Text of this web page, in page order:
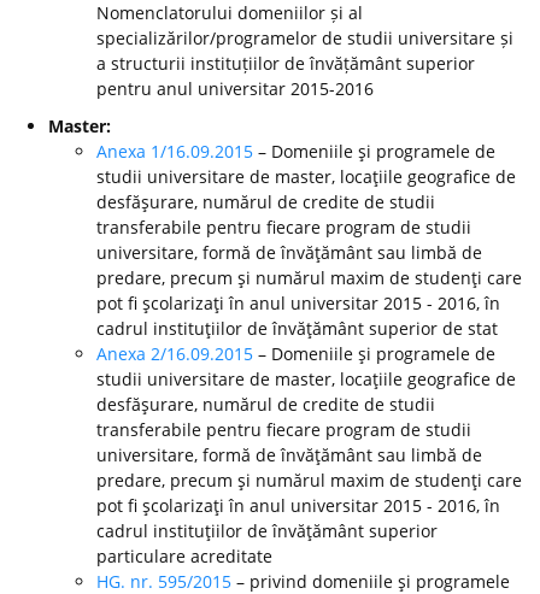
Nomenclatorului domeniilor și al
specializărilor/programelor de studii universitare și
a structurii instituțiilor de învățământ superior
pentru anul universitar 2015-2016
Master:
Anexa 1/16.09.2015 – Domeniile şi programele de
studii universitare de master, locaţiile geografice de
desfăşurare, numărul de credite de studii
transferabile pentru fiecare program de studii
universitare, formă de învăţământ sau limbă de
predare, precum şi numărul maxim de studenţi care
pot fi şcolarizaţi în anul universitar 2015 - 2016, în
cadrul instituţiilor de învăţământ superior de stat
Anexa 2/16.09.2015 – Domeniile şi programele de
studii universitare de master, locaţiile geografice de
desfăşurare, numărul de credite de studii
transferabile pentru fiecare program de studii
universitare, formă de învăţământ sau limbă de
predare, precum şi numărul maxim de studenţi care
pot fi şcolarizaţi în anul universitar 2015 - 2016, în
cadrul instituţiilor de învăţământ superior
particulare acreditate
HG. nr. 595/2015 – privind domeniile şi programele